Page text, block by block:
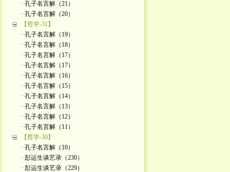
· 孔子名言解（21）
· 孔子名言解（20）
【哲学-31】
· 孔子名言解（19）
· 孔子名言解（18）
· 孔子名言解（17）
· 孔子名言解（17）
· 孔子名言解（16）
· 孔子名言解（15）
· 孔子名言解（14）
· 孔子名言解（13）
· 孔子名言解（12）
· 孔子名言解（11）
【哲学-30】
· 孔子名言解（10）
· 彭运生谈艺录（230）
· 彭运生谈艺录（229）